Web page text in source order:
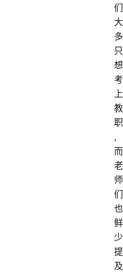
们
大
多
只
想
考
上
教
职
,
而
老
师
们
也
鲜
少
提
及